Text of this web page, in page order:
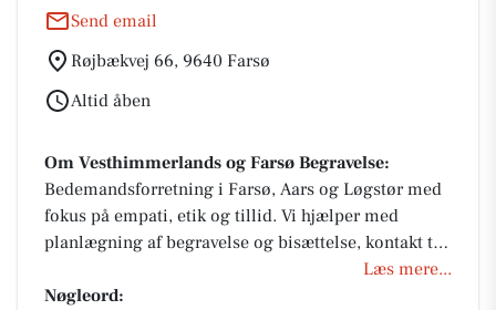
Send email
Røjbækvej 66, 9640 Farsø
Altid åben
Om Vesthimmerlands og Farsø Begravelse:
Bedemandsforretning i Farsø, Aars og Løgstør med
fokus på empati, etik og tillid. Vi hjælper med
planlægning af begravelse og bisættelse, kontakt til
myndigheder og kirke samt personlig rådgivning.
Autoriserede bedemænd med gennemsigtige priser
Læs mere...
Nøgleord: